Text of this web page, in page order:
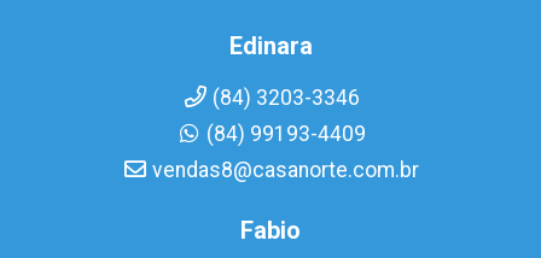
Edinara
(84) 3203-3346
(84) 99193-4409
vendas8@casanorte.com.br
Fabio